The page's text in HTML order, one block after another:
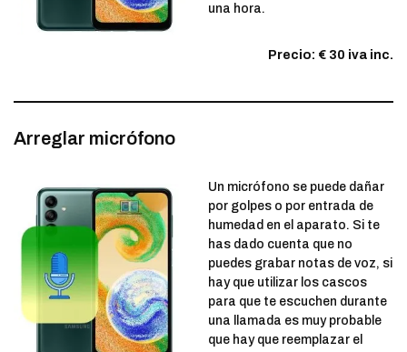
una hora.
Precio: € 30 iva inc.
Arreglar micrófono
Un micrófono se puede dañar
por golpes o por entrada de
humedad en el aparato. Si te
has dado cuenta que no
puedes grabar notas de voz, si
hay que utilizar los cascos
para que te escuchen durante
una llamada es muy probable
que hay que reemplazar el